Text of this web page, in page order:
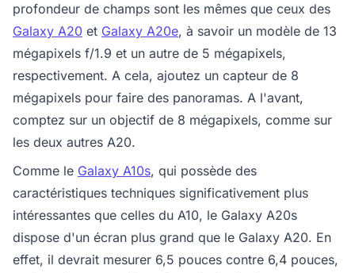
profondeur de champs sont les mêmes que ceux des
Galaxy A20 et Galaxy A20e, à savoir un modèle de 13
mégapixels f/1.9 et un autre de 5 mégapixels,
respectivement. A cela, ajoutez un capteur de 8
mégapixels pour faire des panoramas. A l'avant,
comptez sur un objectif de 8 mégapixels, comme sur
les deux autres A20.
Comme le Galaxy A10s, qui possède des
caractéristiques techniques significativement plus
intéressantes que celles du A10, le Galaxy A20s
dispose d'un écran plus grand que le Galaxy A20. En
effet, il devrait mesurer 6,5 pouces contre 6,4 pouces,